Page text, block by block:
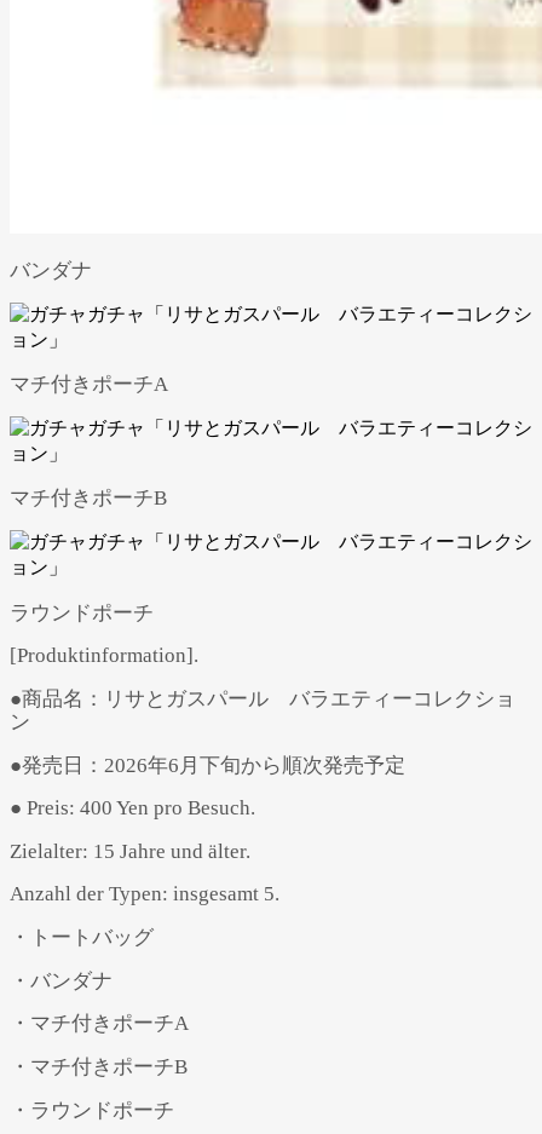
バンダナ
マチ付きポーチA
マチ付きポーチB
ラウンドポーチ
[Produktinformation].
●商品名：リサとガスパール バラエティーコレクショ
ン
●発売日：2026年6月下旬から順次発売予定
● Preis: 400 Yen pro Besuch.
Zielalter: 15 Jahre und älter.
Anzahl der Typen: insgesamt 5.
・トートバッグ
・バンダナ
・マチ付きポーチA
・マチ付きポーチB
・ラウンドポーチ